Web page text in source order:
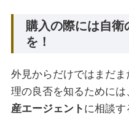
購入の際には自
を！
外見からだけではまだ
理の良否を知るために
産エージェント に相談